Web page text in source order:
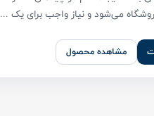
می‌شود و نیاز واجب برای یک ...
مشاهده محصول